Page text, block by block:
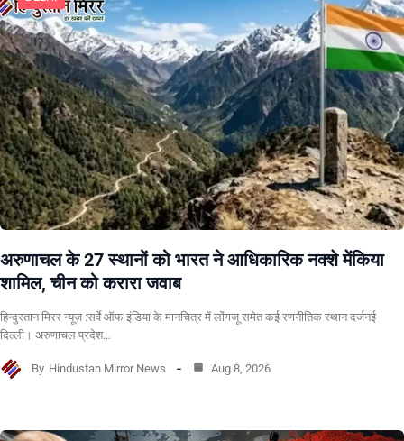
अरुणाचल के 27 स्थानों को भारत ने आधिकारिक नक्शे मेंकिया
शामिल, चीन को करारा जवाब
हिन्दुस्तान मिरर न्यूज़ :सर्वे ऑफ इंडिया के मानचित्र में लोंगजू समेत कई रणनीतिक स्थान दर्जनई
दिल्ली। अरुणाचल प्रदेश…
By Hindustan Mirror News Aug 8, 2026